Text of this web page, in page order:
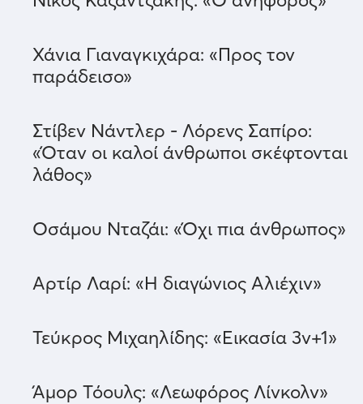
Χάνια Γιαναγκιχάρα: «Προς τον
παράδεισο»
Στίβεν Νάντλερ - Λόρενς Σαπίρο:
«Όταν οι καλοί άνθρωποι σκέφτονται
λάθος»
Οσάμου Νταζάι: «Όχι πια άνθρωπος»
Αρτίρ Λαρί: «Η διαγώνιος Αλιέχιν»
Τεύκρος Μιχαηλίδης: «Εικασία 3ν+1»
Άμορ Τόουλς: «Λεωφόρος Λίνκολν»